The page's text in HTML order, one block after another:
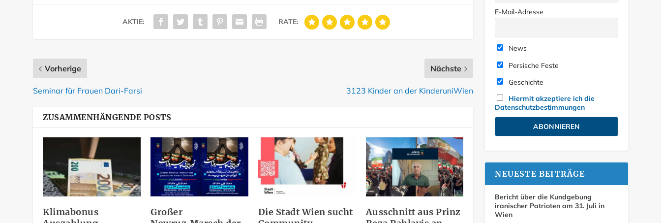
AKTIE: RATE:
Vorherige
Seminar für Frauen Dari-Farsi
Nächste
3123 Kinder an der KinderuniWien
ZUSAMMENHÄNGENDE POSTS
Klimabonus
Großer
Die Stadt Wien sucht
Ausschnitt aus Prinz
E-Mail-Adresse
News
Persische Feste
Geschichte
Hiermit akzeptiere ich die
Datenschutzbestimmungen
NEUESTE BEITRÄGE
Bericht über die Kundgebung
iranischer Patrioten am 31. Juli in
Wien